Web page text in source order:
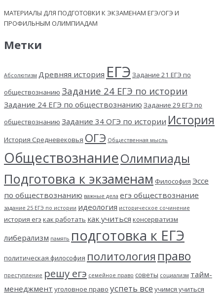
МАТЕРИАЛЫ ДЛЯ ПОДГОТОВКИ К ЭКЗАМЕНАМ ЕГЭ/ОГЭ И
ПРОФИЛЬНЫМ ОЛИМПИАДАМ
Метки
Абсолютизм Древняя история ЕГЭ Задание 21 ЕГЭ по
обществознанию Задание 24 ЕГЭ по истории
Задание 24 ЕГЭ по обществознанию Задание 29 ЕГЭ по
обществознанию Задание 34 ОГЭ по истории История
История Средневековья ОГЭ Общественная мысль
ОбществознаниеОлимпиады
Подготовка к экзаменам Философия Эссе
по обществознанию важные дела егэ обществознание
задание 25 ЕГЭ по истории идеология историческое сочинение
история егэ как работать как учиться консерватизм
либерализм память подготовка к ЕГЭ
политическая философия политология право
преступление решу егэ семейное право советы социализм тайм-
менеджмент уголовное право успеть все учимся учиться